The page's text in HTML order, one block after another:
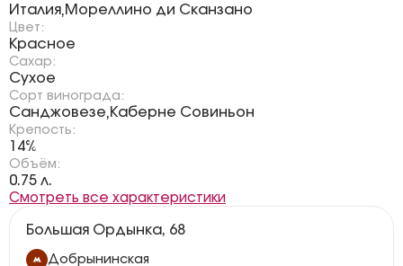
Италия,Мореллино ди Сканзано
Цвет:
Красное
Сахар:
Сухое
Сорт винограда:
Санджовезе,Каберне Совиньон
Крепость:
14%
Объём:
0.75 л.
Смотреть все характеристики
Большая Ордынка, 68
Добрынинская